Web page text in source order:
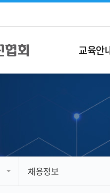
교육안
채용정보